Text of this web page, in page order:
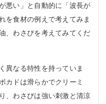
悪い」と自動的に「波長が
を食材の例えで考えてみま
、わさびを考えてみてくだ
異なる特性を持っていま
カドは滑らかでクリーミ
、わさびは強い刺激と清涼